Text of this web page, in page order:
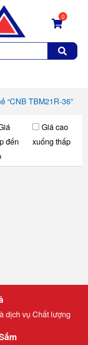
0
“CNB TBM21R-36”
đến
Giá cao
xuống thấp
dịch vụ Chất lượng